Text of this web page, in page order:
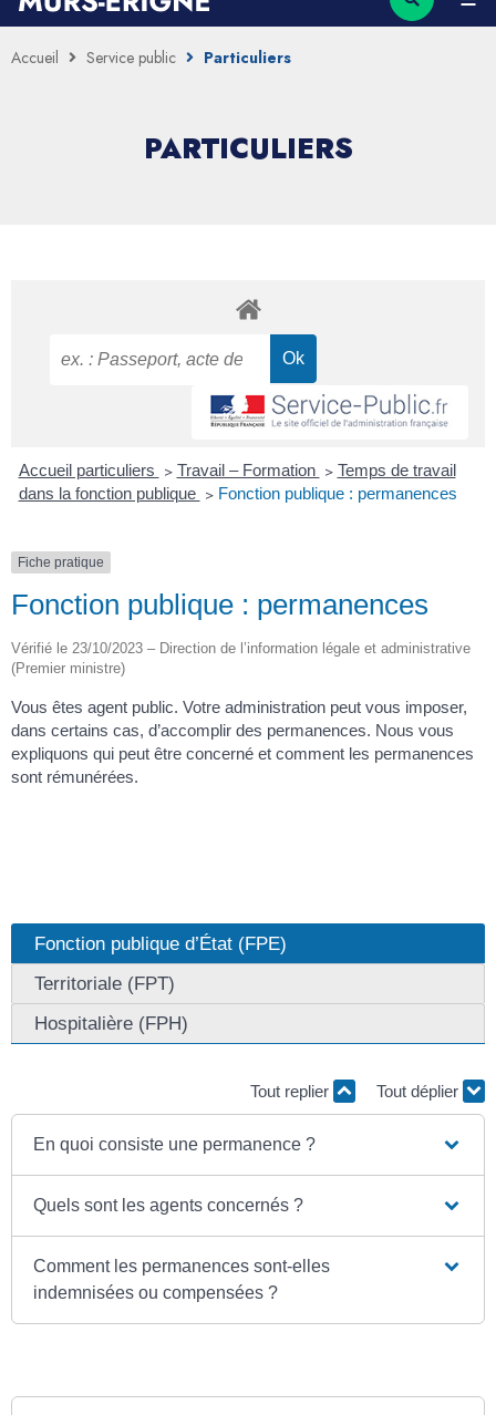
Accueil Service public Particuliers
PARTICULIERS
Accueil particuliers > Travail – Formation > Temps de travail
dans la fonction publique > Fonction publique : permanences
Fiche pratique
Fonction publique : permanences
Vérifié le 23/10/2023 – Direction de l’information légale et administrative
(Premier ministre)
Vous êtes agent public. Votre administration peut vous imposer,
dans certains cas, d’accomplir des permanences. Nous vous
expliquons qui peut être concerné et comment les permanences
sont rémunérées.
Fonction publique d’État (FPE)
Territoriale (FPT)
Hospitalière (FPH)
Tout replier Tout déplier
En quoi consiste une permanence ?
Quels sont les agents concernés ?
Comment les permanences sont-elles
indemnisées ou compensées ?